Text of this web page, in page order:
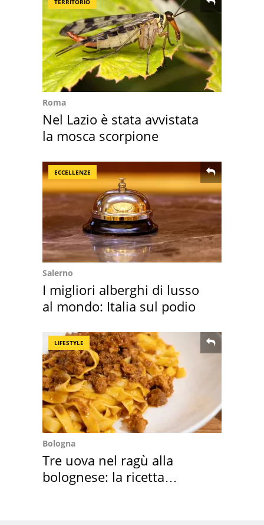
TERRITORIO
Roma
Nel Lazio è stata avvistata
la mosca scorpione
ECCELLENZE
Salerno
I migliori alberghi di lusso
al mondo: Italia sul podio
LIFESTYLE
Bologna
Tre uova nel ragù alla
bolognese: la ricetta